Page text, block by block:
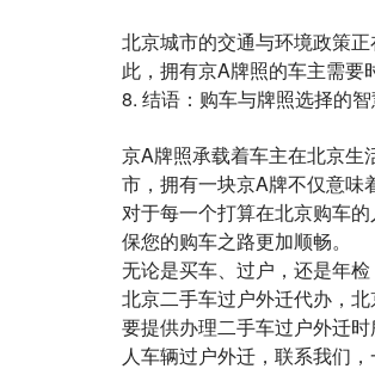
北京城市的交通与环境政策
此，拥有京A牌照的车主需要
8. 结语：购车与牌照选择的
京A牌照承载着车主在北京生
市，拥有一块京A牌不仅意味
对于每一个打算在北京购车
保您的购车之路更加顺畅。
无论是买车、过户，还是年
北京二手车过户外迁代办，
要提供办理二手车过户外迁
人车辆过户外迁，联系我们，